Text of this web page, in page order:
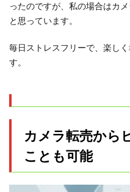
ったのですが、私の場合はカ
と思っています。
毎日ストレスフリーで、楽し
す。
カメラ転売から
ことも可能